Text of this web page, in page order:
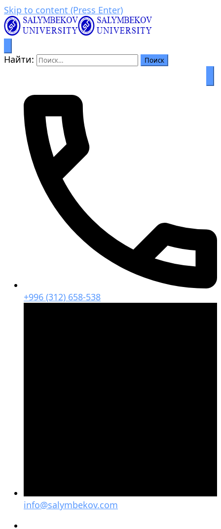
Skip to content (Press Enter)
Салымбеков университет
Процветание через образование
Найти:
+996 (312) 658-538
info@salymbekov.com